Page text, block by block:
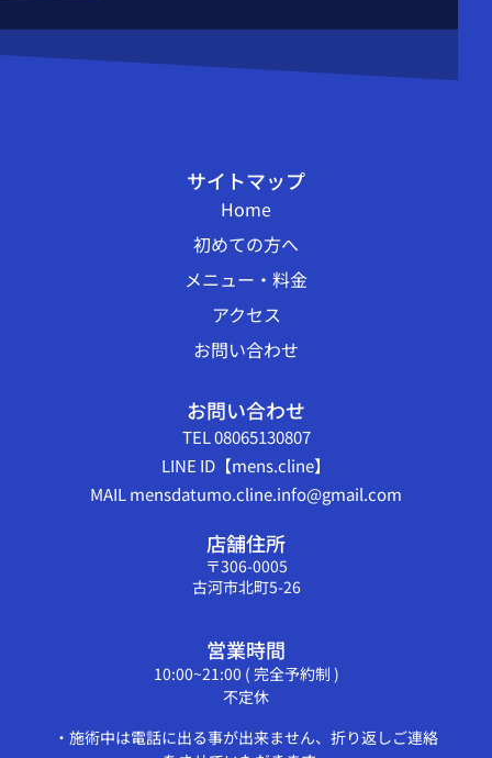
サイトマップ
Home
初めての方へ
メニュー・料金
アクセス
お問い合わせ
お問い合わせ
TEL 08065130807
LINE ID【mens.cline】
MAIL mensdatumo.cline.info@gmail.com
店舗住所
〒306-0005
古河市北町5-26
営業時間
10:00~21:00 ( 完全予約制 )
不定休
・施術中は電話に出る事が出来ません、折り返しご連絡